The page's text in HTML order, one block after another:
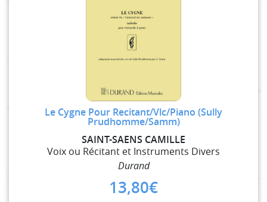
Le Cygne Pour Recitant/Vlc/Piano (Sully
Prudhomme/Samm)
SAINT-SAENS CAMILLE
Voix ou Récitant et Instruments Divers
Durand
13,80€